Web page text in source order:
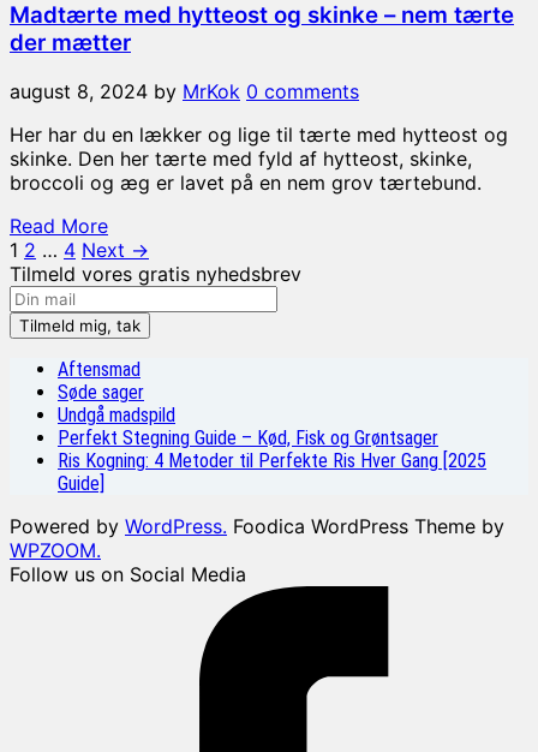
Madtærte med hytteost og skinke – nem tærte
der mætter
august 8, 2024 by MrKok 0 comments
Her har du en lækker og lige til tærte med hytteost og
skinke. Den her tærte med fyld af hytteost, skinke,
broccoli og æg er lavet på en nem grov tærtebund.
Read More
Indlægsinddeling
1 2 … 4 Next →
Tilmeld vores gratis nyhedsbrev
Aftensmad
Søde sager
Undgå madspild
Perfekt Stegning Guide – Kød, Fisk og Grøntsager
Ris Kogning: 4 Metoder til Perfekte Ris Hver Gang [2025
Guide]
Powered by WordPress. Foodica WordPress Theme by
WPZOOM.
Follow us on Social Media